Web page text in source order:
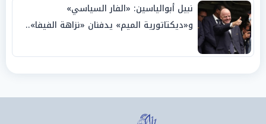
نبيل أبوالياسين: «الفار السياسي»
و«ديكتاتورية الميم» يدفنان «نزاهة الفيفا»..